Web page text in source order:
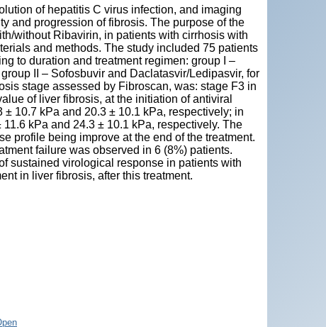
of hepatitis C virus infection, and imaging
and progression of fibrosis. The purpose of the
without Ribavirin, in patients with cirrhosis with
and methods. The study included 75 patients
to duration and treatment regimen: group I –
II – Sofosbuvir and Daclatasvir/Ledipasvir, for
stage assessed by Fibroscan, was: stage F3 in
of liver fibrosis, at the initiation of antiviral
10.7 kPa and 20.3 ± 10.1 kPa, respectively; in
kPa and 24.3 ± 10.1 kPa, respectively. The
profile being improve at the end of the treatment.
failure was observed in 6 (8%) patients.
sustained virological response in patients with
in liver fibrosis, after this treatment.